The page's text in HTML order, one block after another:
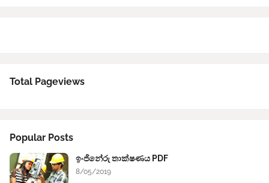
Total Pageviews
Popular Posts
ඉංජිනේරු තාක්ෂණය PDF
8/05/2019